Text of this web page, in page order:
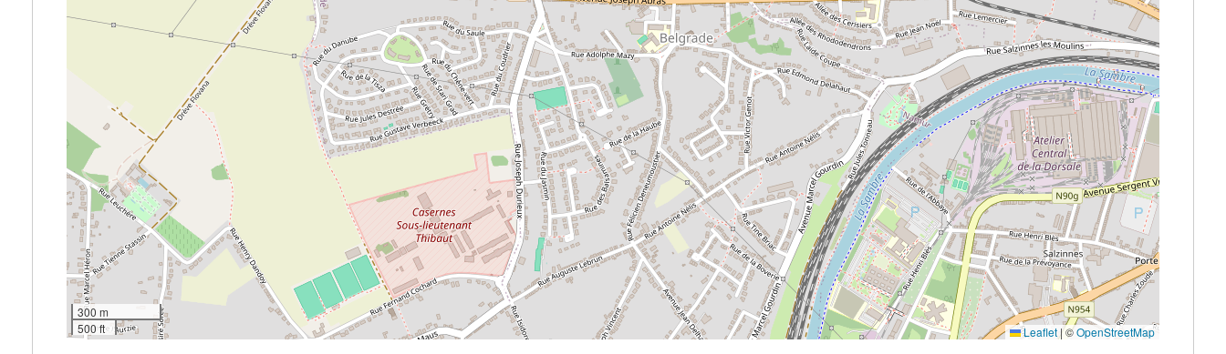
300 m
500 ft
Leaflet|©OpenStreetMap